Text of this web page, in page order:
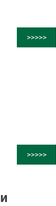
>>>>>
>>>>>